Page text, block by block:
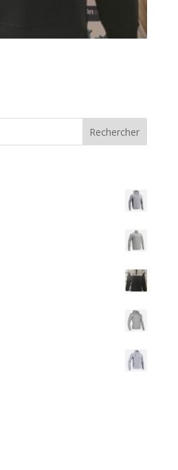
Rechercher